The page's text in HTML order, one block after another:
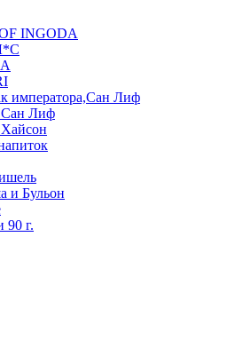
INGODA
императора,Сан Лиф
Сан Лиф
и Бульон
90 г.